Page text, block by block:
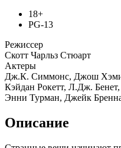
18+
PG-13
Режиссер
Скотт Чарльз Стюарт
Актеры
Дж.К. Симмонс, Джош
Кэйдан Рокетт, Л.Дж.
Энни Турман, Джейк
Описание